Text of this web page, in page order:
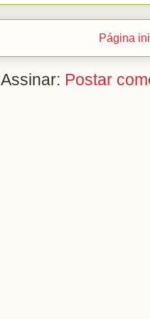
Página
Assinar: Postar